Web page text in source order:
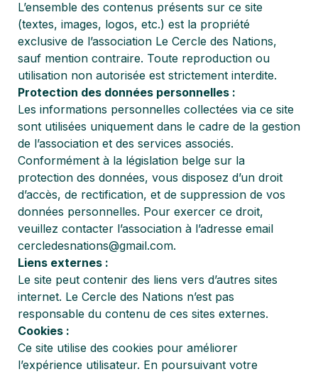
L’ensemble des contenus présents sur ce site
(textes, images, logos, etc.) est la propriété
exclusive de l’association Le Cercle des Nations,
sauf mention contraire. Toute reproduction ou
utilisation non autorisée est strictement interdite.
Protection des données personnelles :
Les informations personnelles collectées via ce site
sont utilisées uniquement dans le cadre de la gestion
de l’association et des services associés.
Conformément à la législation belge sur la
protection des données, vous disposez d’un droit
d’accès, de rectification, et de suppression de vos
données personnelles. Pour exercer ce droit,
veuillez contacter l’association à l’adresse email
cercledesnations@gmail.com.
Liens externes :
Le site peut contenir des liens vers d’autres sites
internet. Le Cercle des Nations n’est pas
responsable du contenu de ces sites externes.
Cookies :
Ce site utilise des cookies pour améliorer
l’expérience utilisateur. En poursuivant votre